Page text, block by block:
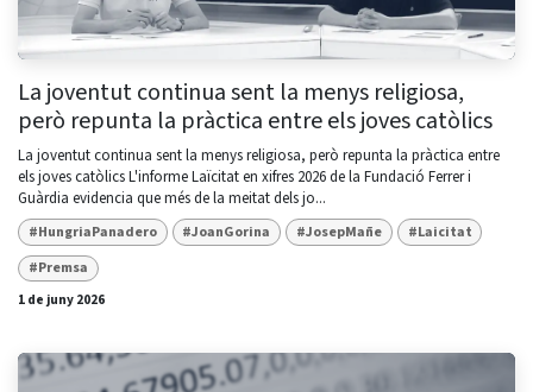
La joventut continua sent la menys religiosa,
però repunta la pràctica entre els joves catòlics
La joventut continua sent la menys religiosa, però repunta la pràctica entre
els joves catòlics L'informe Laïcitat en xifres 2026 de la Fundació Ferrer i
Guàrdia evidencia que més de la meitat dels jo...
#HungriaPanadero #JoanGorina #JosepMañe
#Laicitat
#Premsa
1 de juny 2026